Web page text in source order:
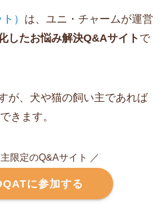
） は、ユニ・チャームが運営
したお悩み解決Q&Aサイト で
が、犬や猫の飼い主であれば
きます。
限定のQ&Aサイト ／
に参加する